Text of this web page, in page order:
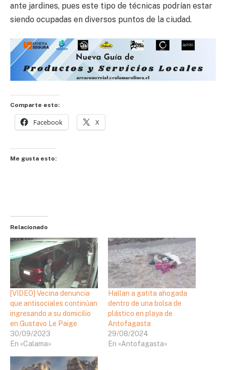
ante jardines, pues este tipo de técnicas podrían estar
siendo ocupadas en diversos puntos de la ciudad.
Comparte esto:
Facebook X
Me gusta esto:
Relacionado
[VIDEO] Vecina denuncia
que antisociales continúan
ingresando a su domicilio
en Gustavo Le Paige
30/09/2023
En «Calama»
Hallan a gatita ahogada
dentro de una bolsa de
plástico en playa de
Antofagasta
29/08/2024
En «Antofagasta»